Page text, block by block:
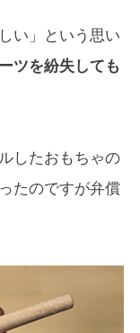
い」という思い
ツを紛失しても
したおもちゃの
たのですが弁償